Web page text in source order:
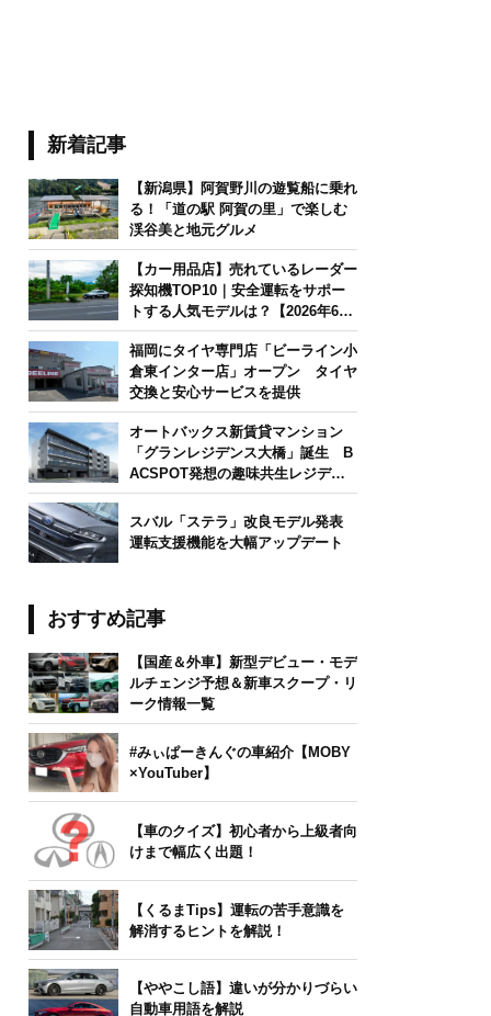
新着記事
【新潟県】阿賀野川の遊覧船に乗れ
る！「道の駅 阿賀の里」で楽しむ
渓谷美と地元グルメ
【カー用品店】売れているレーダー
探知機TOP10｜安全運転をサポー
トする人気モデルは？【2026年6月
版】
福岡にタイヤ専門店「ビーライン小
倉東インター店」オープン タイヤ
交換と安心サービスを提供
オートバックス新賃貸マンション
「グランレジデンス大橋」誕生 B
ACSPOT発想の趣味共生レジデン
ス
スバル「ステラ」改良モデル発表
運転支援機能を大幅アップデート
おすすめ記事
【国産＆外車】新型デビュー・モデ
ルチェンジ予想＆新車スクープ・リ
ーク情報一覧
#みぃぱーきんぐの車紹介【MOBY
×YouTuber】
【車のクイズ】初心者から上級者向
けまで幅広く出題！
【くるまTips】運転の苦手意識を
解消するヒントを解説！
【ややこし語】違いが分かりづらい
自動車用語を解説